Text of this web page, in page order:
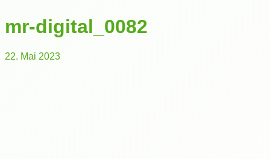
mr-digital_0082
22. Mai 2023